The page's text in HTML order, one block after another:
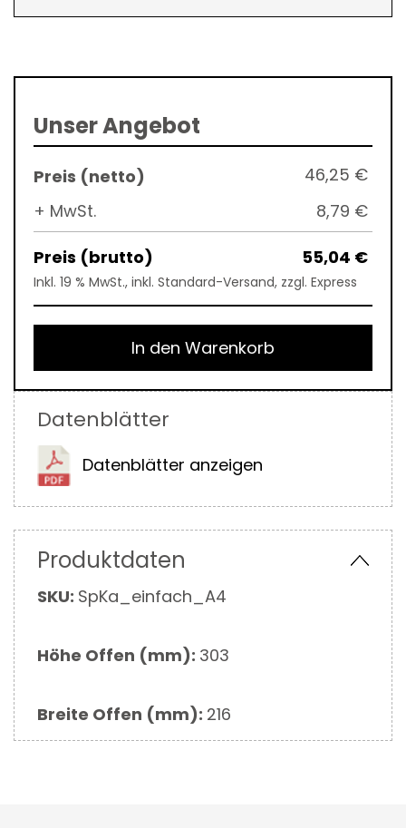
Unser Angebot
46,25 €
+ MwSt.
8,79 €
55,04 €
Inkl. 19 % MwSt., inkl. Standard-Versand, zzgl. Express
In den Warenkorb
Datenblätter
Datenblätter anzeigen
Produktdaten
Mehr
Informationen
SKU: SpKa_einfach_A4
Höhe Offen (mm): 303
Breite Offen (mm): 216